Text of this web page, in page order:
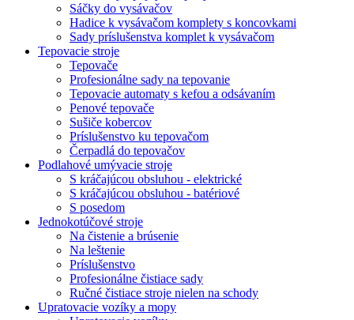
Sáčky do vysávačov
Hadice k vysávačom komplety s koncovkami
Sady príslušenstva komplet k vysávačom
Tepovacie stroje
Tepovače
Profesionálne sady na tepovanie
Tepovacie automaty s kefou a odsávaním
Penové tepovače
Sušiče kobercov
Príslušenstvo ku tepovačom
Čerpadlá do tepovačov
Podlahové umývacie stroje
S kráčajúcou obsluhou - elektrické
S kráčajúcou obsluhou - batériové
S posedom
Jednokotúčové stroje
Na čistenie a brúsenie
Na leštenie
Príslušenstvo
Profesionálne čistiace sady
Ručné čistiace stroje nielen na schody
Upratovacie vozíky a mopy